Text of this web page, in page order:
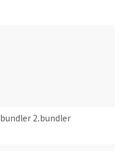
bundler 2.bundler